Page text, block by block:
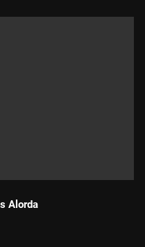
Alorda